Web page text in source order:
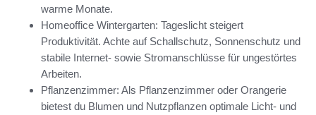
warme Monate.
Homeoffice Wintergarten: Tageslicht steigert
Produktivität. Achte auf Schallschutz, Sonnenschutz und
stabile Internet- sowie Stromanschlüsse für ungestörtes
Arbeiten.
Pflanzenzimmer: Als Pflanzenzimmer oder Orangerie
bietest du Blumen und Nutzpflanzen optimale Licht- und